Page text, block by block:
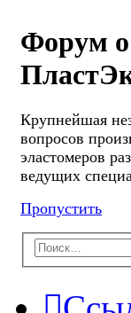
Форум
Крупнейшая
вопросов
эластомеров
ведущих
Пропустить